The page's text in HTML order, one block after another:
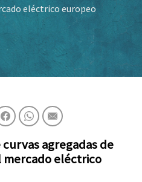
eléctrico europeo
agregadas de
mercado eléctrico